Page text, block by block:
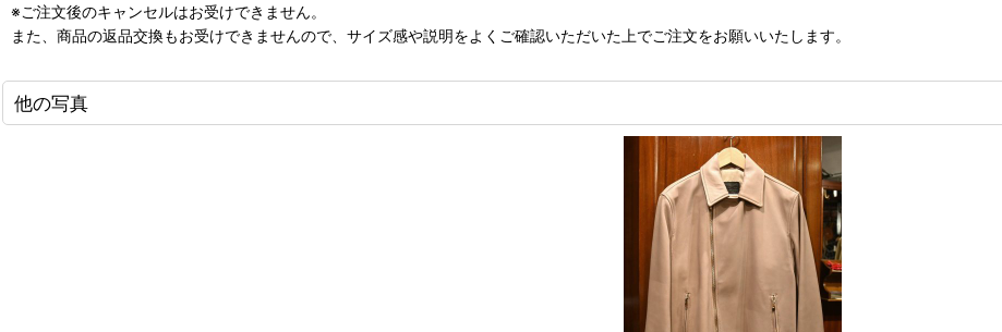
※ご注文後のキャンセルはお受けできません。
また、商品の返品交換もお受けできませんので、サイズ感や説明をよくご確認いただいた上でご注文をお願いいたします。
他の写真